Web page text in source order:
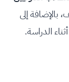
بالإضافة إلى
الدراسة.